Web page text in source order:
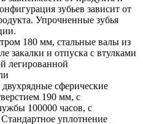
зубьев зависит от
Упрочненные зубья
180 мм, стальные валы из
закалки и отпуска с втулками
легированной
сферические
190 мм, с
100000 часов, с
уплотнение